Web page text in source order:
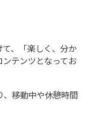
、「楽しく、分か
テンツとなってお
、移動中や休憩時間